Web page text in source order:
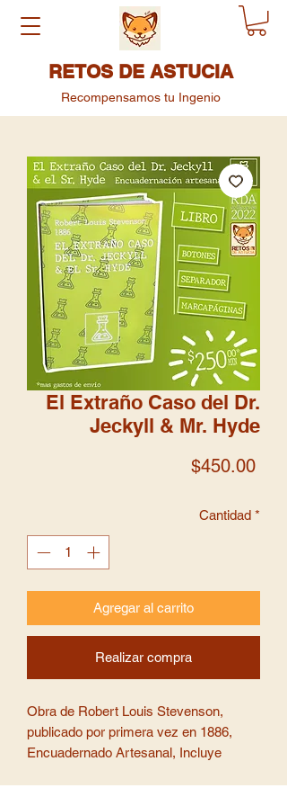
RETOS DE ASTUCIA
Recompensamos tu Ingenio
El Extraño Caso del Dr.
Jeckyll & Mr. Hyde
$450.00
Cantidad *
Agregar al carrito
Realizar compra
Obra de Robert Louis Stevenson,
publicado por primera vez en 1886,
Encuadernado Artesanal, Incluye